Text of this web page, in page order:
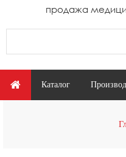
продажа
Главное меню
Каталог